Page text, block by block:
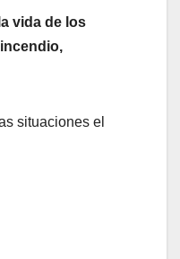
vida de los
situaciones el